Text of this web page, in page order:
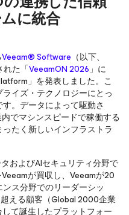
に統合
Veeam® Software （以下、
れた「VeeamON 2026」に
」を発表しました。こ
イズ・テクノロジーにとっ
。データによって駆動さ
でマシンスピードで稼働する
たく新しいインフラストラ
およびAIセキュリティ分野で
が買収し、Veeamが20
ス分野でのリーダーシッ
える顧客（Global 2000企業
て誕生したプラットフォー